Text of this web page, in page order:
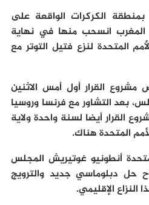
الكركرات الواقعة على
المغرب انسحب منها في نهاية
المتحدة لنزع فتيل التوتر مع
مشروع القرار أول أمس الاثنين
في المجلس، بعد التشاور مع فرنسا وروسيا
القرار أيضا لسنة واحدة ولاية
المتحدة هناك.
أنطونيو غوتيريش المجلس
حل دبلوماسي جديد والترويج
النزاع الإقليمي.